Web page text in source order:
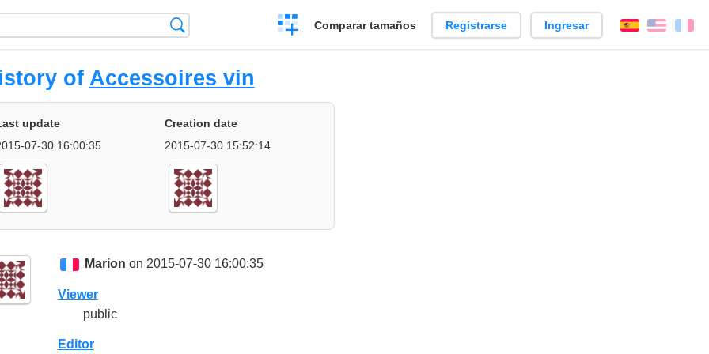
Crear
una
Comparar tamaños Registrarse Ingresar EspañolEnglish
of Accessoires vin
update
07-30 16:00:35
Creation date
2015-07-30 15:52:14
Marion on 2015-07-30 16:00:35
Viewer
public
Editor